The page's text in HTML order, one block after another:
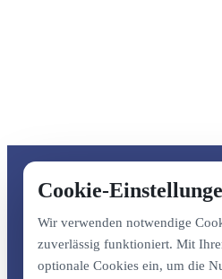
Cookie-
Wir verwenden notwendige
zuverlässig funktioniert. Mit
optionale Cookies ein, um die